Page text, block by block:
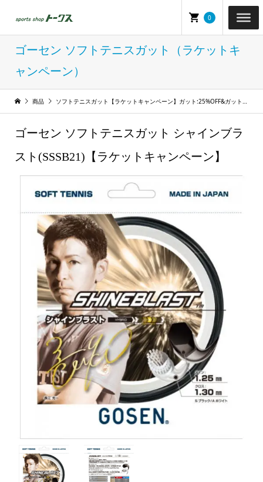
0
ゴーセン ソフトテニスガット（ラケットキ
ャンペーン）
商品 ソフトテニスガット【ラケットキャンペーン】ガット:25%OFF&ガット張り工賃:サービス
ゴーセン ソフトテニスガット シャインブラ
スト(SSSB21)【ラケットキャンペーン】